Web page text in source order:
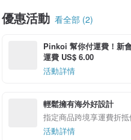
優惠活動 看全部 (2)
Pinkoi 幫你付運費！新
運費 US$ 6.00
活動詳情
輕鬆擁有海外好設計
指定商品跨境享運費折
活動詳情